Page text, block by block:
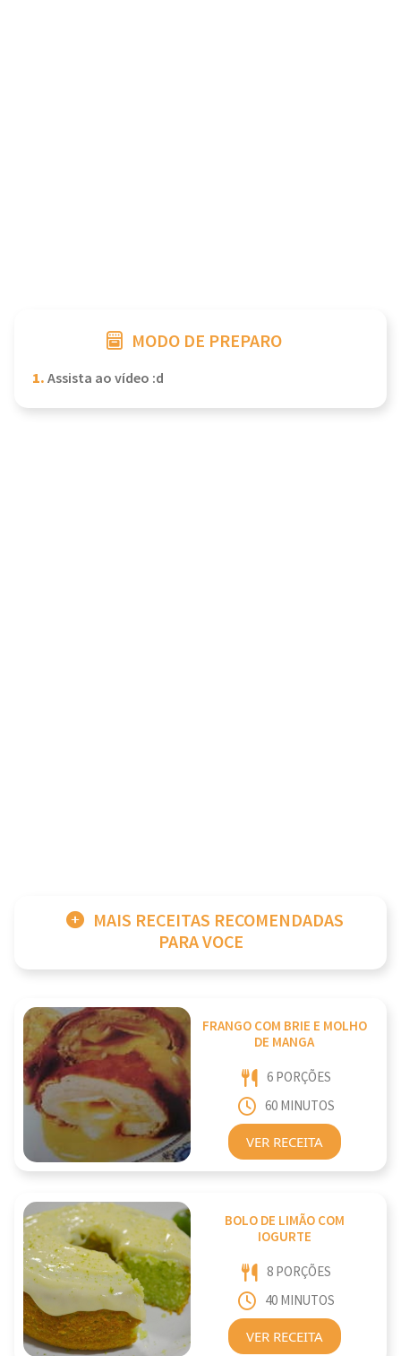
MODO DE PREPARO
1.Assista ao vídeo :d
MAIS RECEITAS RECOMENDADAS
PARA VOCE
FRANGO COM BRIE E MOLHO
DE MANGA
6 PORÇÕES
60 MINUTOS
VER RECEITA
BOLO DE LIMÃO COM
IOGURTE
8 PORÇÕES
40 MINUTOS
VER RECEITA